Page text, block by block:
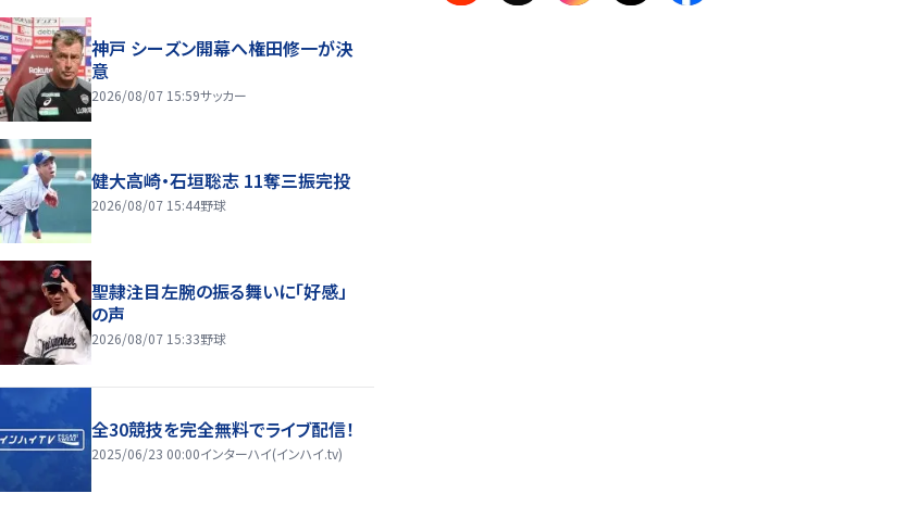
神戸 シーズン開幕へ権田修一が決
意
2026/08/07 15:59サッカー
健大高崎・石垣聡志 11奪三振完投
2026/08/07 15:44野球
聖隷注目左腕の振る舞いに「好感」
の声
2026/08/07 15:33野球
全30競技を完全無料でライブ配信！
2025/06/23 00:00インターハイ(インハイ.tv)